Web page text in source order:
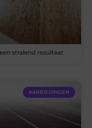
stralend resultaat
AANBIEDINGEN